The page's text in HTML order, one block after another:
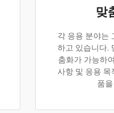
맞
각 응용 분야는
하고 있습니다.
춤화가 가능하
사항 및 응용 목
품